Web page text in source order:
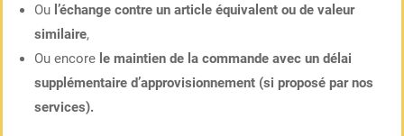
Ou l’échange contre un article équivalent ou de valeur
similaire,
Ou encore le maintien de la commande avec un délai
supplémentaire d’approvisionnement (si proposé par nos
services).